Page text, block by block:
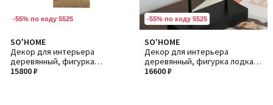
-55% по коду 5525
SO'HOME
Декор для интерьера
деревянный, фигурка
абстракция из манго
15800 ₽
-55% по коду 5525
SO'HOME
Декор для интерьера
деревянный, фигурка лодка
из манго
16600 ₽